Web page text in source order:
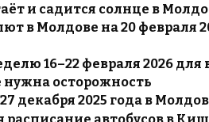
и садится солнце в
в Молдове на 20 февраля
16–22 февраля 2026 для
нужна осторожность
декабря 2025 года в
автобусов в